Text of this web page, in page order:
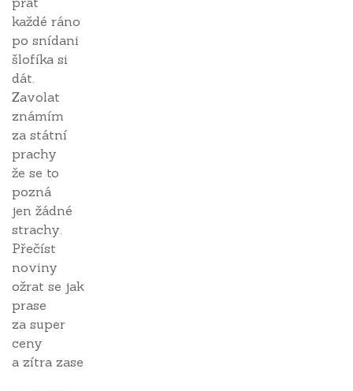
každé ráno
po snídani
šlofíka si
dát.
Zavolat
známím
za státní
prachy
že se to
pozná
jen žádné
strachy.
Přečíst
noviny
ožrat se jak
prase
za super
ceny
a zítra zase